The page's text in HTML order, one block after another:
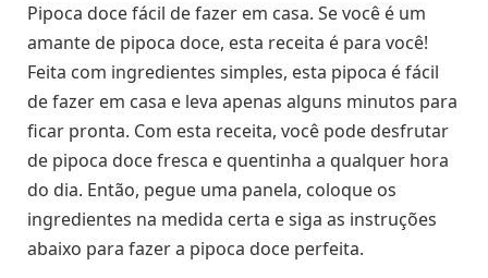
Pipoca doce fácil de fazer em casa. Se você é um
amante de pipoca doce, esta receita é para você!
Feita com ingredientes simples, esta pipoca é fácil
de fazer em casa e leva apenas alguns minutos para
ficar pronta. Com esta receita, você pode desfrutar
de pipoca doce fresca e quentinha a qualquer hora
do dia. Então, pegue uma panela, coloque os
ingredientes na medida certa e siga as instruções
abaixo para fazer a pipoca doce perfeita.